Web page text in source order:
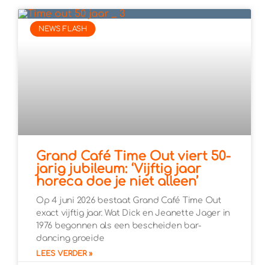
NEWS FLASH
Grand Café Time Out viert 50-
jarig jubileum: ‘Vijftig jaar
horeca doe je niet alleen’
Op 4 juni 2026 bestaat Grand Café Time Out
exact vijftig jaar. Wat Dick en Jeanette Jager in
1976 begonnen als een bescheiden bar-
dancing groeide
LEES VERDER »